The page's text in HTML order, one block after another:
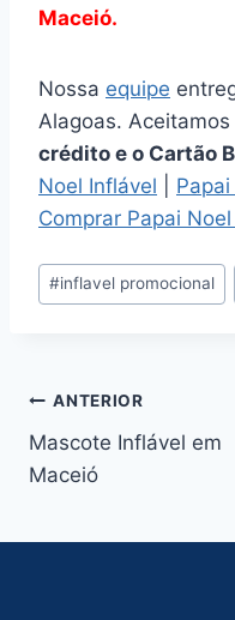
Maceió.
Nossa equipe
Alagoas. Aceitamos
crédito e o Cartão
Noel Inflável
Comprar Papai
Tags
do
#inflavel promocional
Navegação
de
ANTERIOR
Mascote Inflável em
Maceió